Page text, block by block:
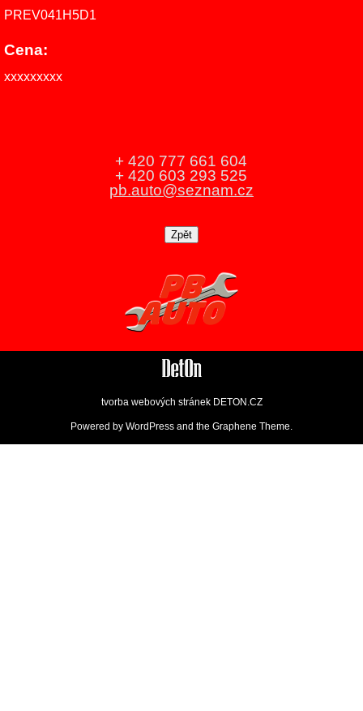
PREV041H5D1
Cena:
xxxxxxxxx
+ 420 777 661 604
+ 420 603 293 525
pb.auto@seznam.cz
tvorba webových stránek DETON.CZ
Powered by WordPress and the Graphene Theme